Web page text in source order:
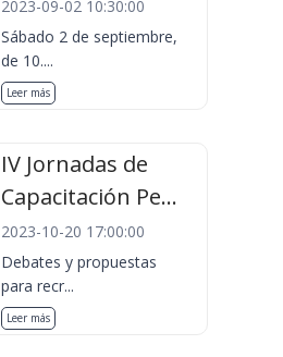
2023-09-02 10:30:00
Sábado 2 de septiembre,
de 10....
Leer más
IV Jornadas de
Capacitación Pe...
2023-10-20 17:00:00
Debates y propuestas
para recr...
Leer más